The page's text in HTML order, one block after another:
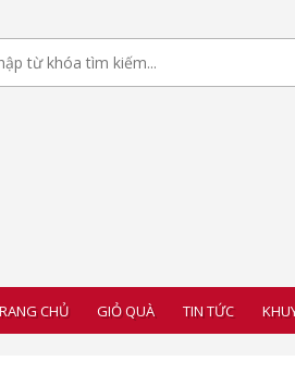
CHỦ GIỎ QUÀ TIN TỨC